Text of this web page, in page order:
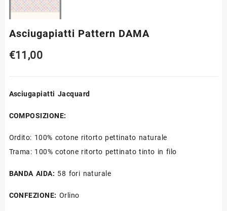
Asciugapiatti Pattern DAMA
€11,00
Asciugapiatti Jacquard
COMPOSIZIONE:
Ordito: 100% cotone ritorto pettinato naturale
Trama: 100% cotone ritorto pettinato tinto in filo
BANDA AIDA: 58 fori naturale
CONFEZIONE: Orlino